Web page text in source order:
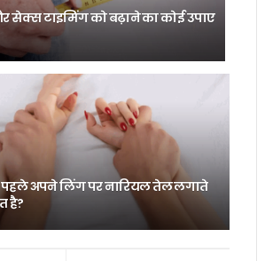
सेक्स टाइमिंग को बढ़ाने का कोई उपाए
पहले अपने लिंग पर नारियल तेल लगाते
है?